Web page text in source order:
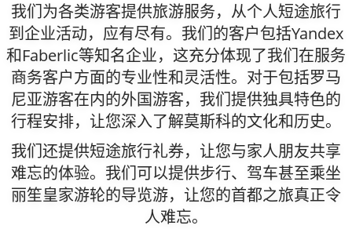
我们为各类游客提供旅游服务，从个人短途旅行
到企业活动，应有尽有。我们的客户包括Yandex
和Faberlic等知名企业，这充分体现了我们在服务
商务客户方面的专业性和灵活性。对于包括罗马
尼亚游客在内的外国游客，我们提供独具特色的
行程安排，让您深入了解莫斯科的文化和历史。
我们还提供短途旅行礼券，让您与家人朋友共享
难忘的体验。我们可以提供步行、驾车甚至乘坐
丽笙皇家游轮的导览游，让您的首都之旅真正令
人难忘。